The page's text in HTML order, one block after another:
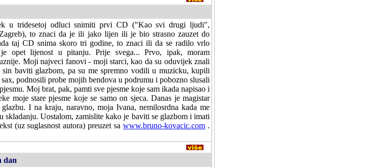
u tridesetoj odluci snimiti prvi CD ("Kao svi drugi ljudi",
to znaci da je ili jako lijen ili je bio strasno zauzet do
taj CD snima skoro tri godine, to znaci ili da se radilo vrlo
opet lijenost u pitanju. Prije svega... Prvo, ipak, moram
Moji najveci fanovi - moji starci, kao da su oduvijek znali
sin baviti glazbom, pa su me spremno vodili u muzicku, kupili
podnosili probe mojih bendova u podrumu i pobozno slusali
Moj brat, pak, pamti sve pjesme koje sam ikada napisao i
moje stare pjesme koje se samo on sjeca. Danas je magistar
I na kraju, naravno, moja Ivana, nemilosrdna kada me
skladanju. Uostalom, zamislite kako je baviti se glazbom i imati
(uz suglasnost autora) preuzet sawww.bruno-kovacic.com .
dan